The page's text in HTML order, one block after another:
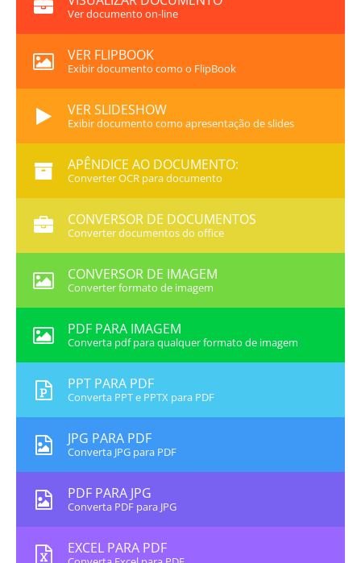
Ver documento on-line
VER FLIPBOOK
Exibir documento como o FlipBook
VER SLIDESHOW
Exibir documento como apresentação de slides
APÊNDICE AO DOCUMENTO:
Converter OCR para documento
CONVERSOR DE DOCUMENTOS
Converter documentos do office
CONVERSOR DE IMAGEM
Converter formato de imagem
PDF PARA IMAGEM
Converta pdf para qualquer formato de imagem
PPT PARA PDF
Converta PPT e PPTX para PDF
JPG PARA PDF
Converta JPG para PDF
PDF PARA JPG
Converta PDF para JPG
EXCEL PARA PDF